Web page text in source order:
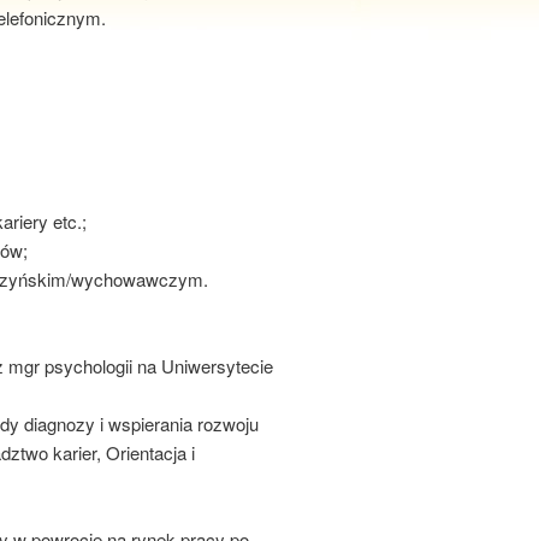
etc.;
wychowawczym.
psychologii na Uniwersytecie
diagnozy i wspierania rozwoju
karier, Orientacja i